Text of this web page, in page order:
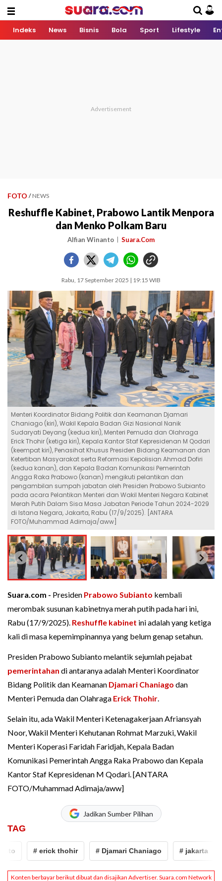
Indeks News Bisnis Bola Sport Lifestyle
FOTO / NEWS
Reshuffle Kabinet, Prabowo Lantik Menpora
dan Menko Polkam Baru
Alfian Winanto Suara.Com
Rabu, 17 September 2025 | 19:15 WIB
Menteri Koordinator Bidang Politik dan Keamanan Djamari
Chaniago (kiri), Wakil Kepala Badan Gizi Nasional Nanik
Sudaryati Deyang (kedua kiri), Menteri Pemuda dan Olahraga
Erick Thohir (ketiga kiri), Kepala Kantor Staf Kepresidenan M Qodari
(keempat kiri), Penasihat Khusus Presiden Bidang Keamanan dan
Ketertiban Masyarakat serta Reformasi Kepolisian Ahmad Dofiri
(kedua kanan), dan Kepala Badan Komunikasi Pemerintah
Angga Raka Prabowo (kanan) mengikuti pelantikan dan
pengambilan sumpah jabatan oleh Presiden Prabowo Subianto
pada acara Pelantikan Menteri dan Wakil Menteri Negara Kabinet
Merah Putih Dalam Sisa Masa Jabatan Periode Tahun 2024-2029
di Istana Negara, Jakarta, Rabu (17/9/2025). [ANTARA
FOTO/Muhammad Adimaja/aww]
Suara.com - Presiden Prabowo Subianto kembali
merombak susunan kabinetnya merah putih pada hari ini,
Rabu (17/9/2025). Reshuffle kabinet ini adalah yang ketiga
kali di masa kepemimpinannya yang belum genap setahun.
Presiden Prabowo Subianto melantik sejumlah pejabat
pemerintahan di antaranya adalah Menteri Koordinator
Bidang Politik dan Keamanan Djamari Chaniago dan
Menteri Pemuda dan Olahraga Erick Thohir.
Selain itu, ada Wakil Menteri Ketenagakerjaan Afriansyah
Noor, Wakil Menteri Kehutanan Rohmat Marzuki, Wakil
Menteri Koperasi Faridah Faridjah, Kepala Badan
Komunikasi Pemerintah Angga Raka Prabowo dan Kepala
Kantor Staf Kepresidenan M Qodari. [ANTARA
FOTO/Muhammad Adimaja/aww]
Jadikan Sumber Pilihan
TAG
# erick thohir # Djamari Chaniago # jakarta